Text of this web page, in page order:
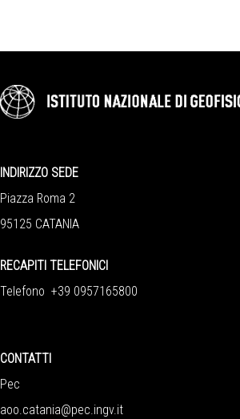
INDIRIZZO SEDE
Piazza Roma 2
95125 CATANIA
RECAPITI TELEFONICI
Telefono +39 0957165800
CONTATTI
Pec
aoo.catania@pec.ingv.it